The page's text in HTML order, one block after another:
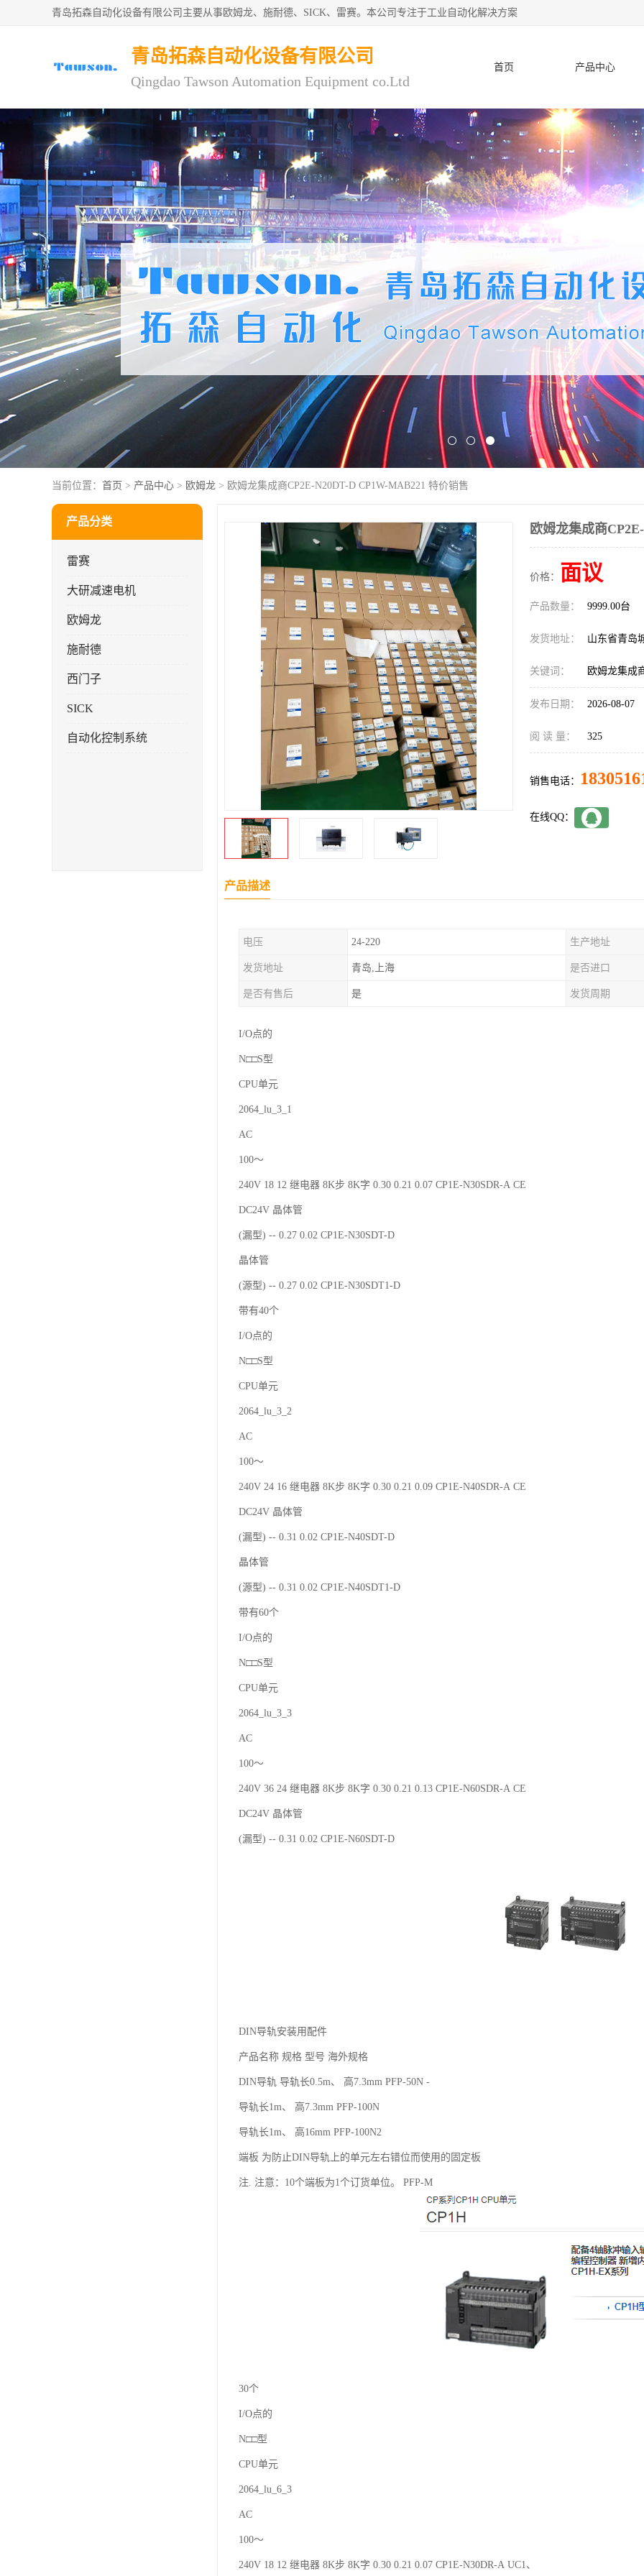
青岛拓森自动化设备有限公司主要从事欧姆龙、施耐德、SICK、雷赛。本公司专注于工业自动化解决方案
青岛拓森自动化设备有限公司
Qingdao Tawson Automation Equipment co.Ltd
首页 产品中心
人才招聘
当前位置： 首页 > 产品中心 > 欧姆龙 > 欧姆龙集成商CP2E-N20DT-D CP1W-MAB221 特价销售
产品分类
雷赛
大研减速电机
欧姆龙
施耐德
西门子
SICK
自动化控制系统
欧姆龙集成商
价格： 面议
产品数量： 9999.00台
发货地址： 山东省青岛
关键词： 欧姆龙集成
发布日期： 2026-08-07
阅 读 量： 325
销售电话：
在线QQ：
产品描述
电压 24-220 生产地址
发货地址 青岛,上海 是否进口
是否有售后 是 发货周期
I/O点的
N□□S型
CPU单元
2064_lu_3_1
AC
100～
240V 18 12 继电器 8K步 8K字 0.30 0.21 0.07 CP1E-N30SDR-A CE
DC24V 晶体管
(漏型) -- 0.27 0.02 CP1E-N30SDT-D
晶体管
(源型) -- 0.27 0.02 CP1E-N30SDT1-D
带有40个
I/O点的
N□□S型
CPU单元
2064_lu_3_2
AC
100～
240V 24 16 继电器 8K步 8K字 0.30 0.21 0.09 CP1E-N40SDR-A CE
DC24V 晶体管
(漏型) -- 0.31 0.02 CP1E-N40SDT-D
晶体管
(源型) -- 0.31 0.02 CP1E-N40SDT1-D
带有60个
I/O点的
N□□S型
CPU单元
2064_lu_3_3
AC
100～
240V 36 24 继电器 8K步 8K字 0.30 0.21 0.13 CP1E-N60SDR-A CE
DC24V 晶体管
(漏型) -- 0.31 0.02 CP1E-N60SDT-D
DIN导轨安装用配件
产品名称 规格 型号 海外规格
DIN导轨 导轨长0.5m、 高7.3mm PFP-50N -
导轨长1m、 高7.3mm PFP-100N
导轨长1m、 高16mm PFP-100N2
端板 为防止DIN导轨上的单元左右错位而使用的固定板
注. 注意：10个端板为1个订货单位。 PFP-M
30个
I/O点的
N□□型
CPU单元
2064_lu_6_3
AC
100～
240V 18 12 继电器 8K步 8K字 0.30 0.21 0.07 CP1E-N30DR-A UC1、